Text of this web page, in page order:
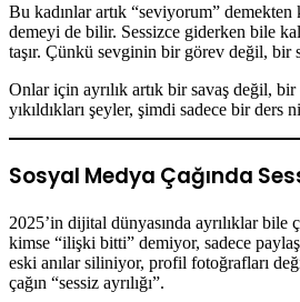
Bu kadınlar artık “seviyorum”
demeyi de bilir. Sessizce giderken bile
taşır. Çünkü sevginin bir görev değil, bir
Onlar için ayrılık artık bir savaş değil,
yıkıldıkları şeyler, şimdi sadece bir ders
Sosyal Medya Çağında
2025’in dijital dünyasında ayrılıklar bile
kimse “ilişki bitti” demiyor, sadece
eski anılar siliniyor, profil fotoğrafları
çağın “sessiz ayrılığı”.